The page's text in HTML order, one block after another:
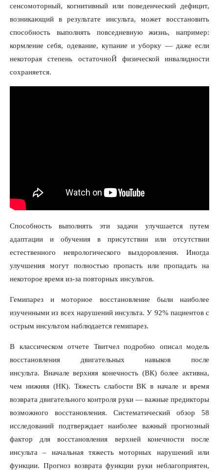
сенсомоторный, когнитивный или поведенческий дефицит,
возникающий в результате инсульта, может восстановить
способность выполнять повседневную жизнь, например:
кормление себя, одевание, купание и уборку — даже если
некоторая степень остаточноЙ физической инвалидности
сохраняется.
Способность выполнять эти задачи улучшается путем
адаптации и обучения в присутствии или отсутствии
естественного неврологического выздоровления. Иногда
улучшения могут полностью пропасть или пропадать на
некоторое время из-за повторных инсультов.
Гемипарез и моторное восстановление были наиболее
изученными из всех нарушений инсульта. У 92% пациентов с
острым инсультом наблюдается гемипарез.
В классическом отчете Твитчел подробно описал модель
восстановления двигательных навыков после
инсульта. Вначале верхняя конечность (ВК) более активна,
чем нижняя (НК). Тяжесть слабости ВК в начале и время
возврата двигательного контроля руки — важные предикторы
возможного восстановления. Систематический обзор 58
исследований подтверждает наиболее важный прогнозный
фактор для восстановления верхней конечности после
инсульта – начальная тяжесть моторных нарушений или
функции. Прогноз возврата функции руки неблагоприятен,